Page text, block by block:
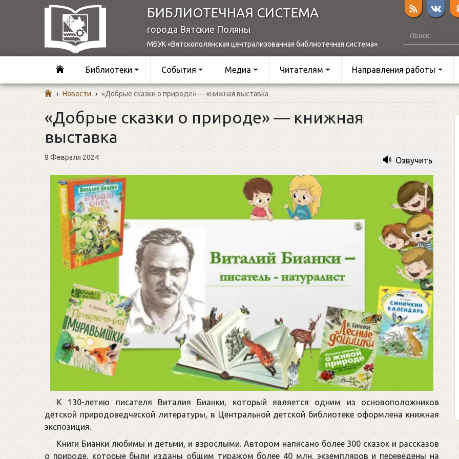
БИБЛИОТЕЧНАЯ СИСТЕМА
города Вятские Поляны
МБУК «Вятскополянская централизованная библиотечная система»
Библиотеки События Медиа Читателям Направления работы
› Новости › «Добрые сказки о природе» — книжная выставка
«Добрые сказки о природе» — книжная
выставка
8 Февраля 2024 Озвучить
К 130-летию писателя Виталия Бианки, который является одним из основоположников
детской природоведческой литературы, в Центральной детской библиотеке оформлена книжная
экспозиция.
Книги Бианки любимы и детьми, и взрослыми. Автором написано более 300 сказок и рассказов
о природе, которые были изданы общим тиражом более 40 млн. экземпляров и переведены на